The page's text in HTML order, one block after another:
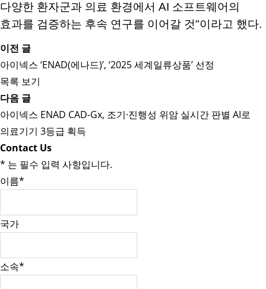
다양한 환자군과 의료 환경에서 AI 소프트웨어의
효과를 검증하는 후속 연구를 이어갈 것"이라고 했다.
이전 글
아이넥스 ‘ENAD(에나드)’, ‘2025 세계일류상품’ 선정
목록 보기
다음 글
아이넥스 ENAD CAD-Gx, 조기·진행성 위암 실시간 판별 AI로
의료기기 3등급 획득
Contact Us
* 는 필수 입력 사항입니다.
이름*
국가
소속*